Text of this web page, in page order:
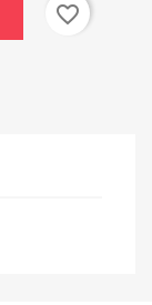
favorite_border